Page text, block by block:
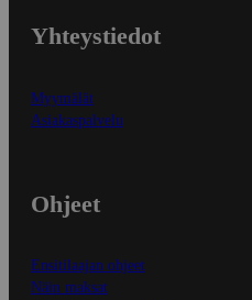
Yhteystiedot
Myymälät
Asiakaspalvelu
Ohjeet
Ensitilaajan ohjeet
Näin maksat